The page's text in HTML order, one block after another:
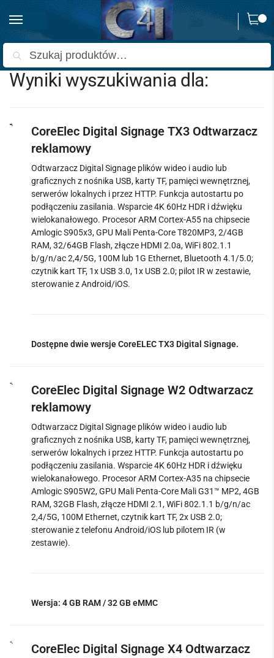
0
Strona główna Wyniki wyszukiwania: „”
Wyniki wyszukiwania dla:
CoreElec Digital Signage TX3 Odtwarzacz
reklamowy
Odtwarzacz Digital Signage plików wideo i audio lub
graficznych z nośnika USB, karty TF, pamięci wewnętrznej,
serwerów lokalnych i przez HTTP. Funkcja autostartu po
podłączeniu zasilania. Wsparcie 4K 60Hz HDR i dźwięku
wielokanałowego. Procesor ARM Cortex-A55 na chipsecie
Amlogic S905x3, GPU Mali Penta-Core T820MP3, 2/4GB
RAM, 32/64GB Flash, złącze HDMI 2.0a, WiFi 802.1.1
b/g/n/ac 2,4/5G, 100M lub 1G Ethernet, Bluetooth 4.1/5.0;
czytnik kart TF, 1x USB 3.0, 1x USB 2.0; pilot IR w zestawie,
sterowanie z Android/iOS.
Dostępne dwie wersje CoreELEC TX3 Digital Signage.
CoreElec Digital Signage W2 Odtwarzacz
reklamowy
Odtwarzacz Digital Signage plików wideo i audio lub
graficznych z nośnika USB, karty TF, pamięci wewnętrznej,
serwerów lokalnych i przez HTTP. Funkcja autostartu po
podłączeniu zasilania. Wsparcie 4K 60Hz HDR i dźwięku
wielokanałowego. Procesor ARM Cortex-A35 na chipsecie
Amlogic S905W2, GPU Mali Penta-Core Mali G31™ MP2, 4GB
RAM, 32GB Flash, złącze HDMI 2.1, WiFi 802.1.1 b/g/n/ac
2,4/5G, 100M Ethernet, czytnik kart TF, 2x USB 2.0;
sterowanie z telefonu Android/iOS lub pilotem IR (w
zestawie).
Wersja: 4 GB RAM / 32 GB eMMC
CoreElec Digital Signage X4 Odtwarzacz